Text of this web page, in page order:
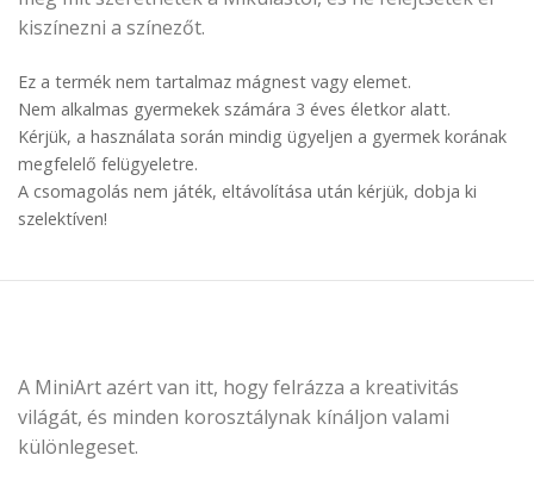
kiszínezni a színezőt.
Ez a termék nem tartalmaz mágnest vagy elemet.
Nem alkalmas gyermekek számára 3 éves életkor alatt.
Kérjük, a használata során mindig ügyeljen a gyermek korának
megfelelő felügyeletre.
A csomagolás nem játék, eltávolítása után kérjük, dobja ki
szelektíven!
A MiniArt azért van itt, hogy felrázza a kreativitás
világát, és minden korosztálynak kínáljon valami
különlegeset.